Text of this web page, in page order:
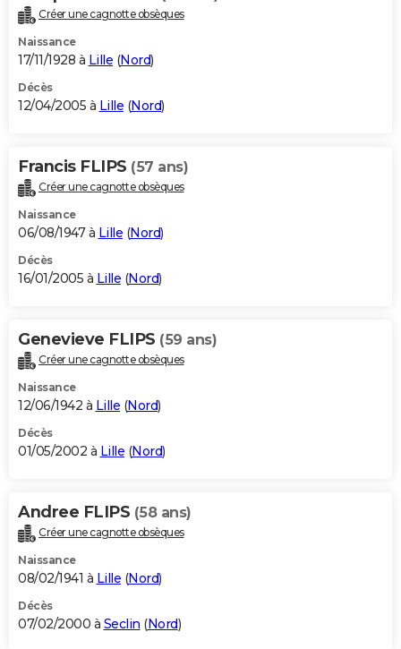
Créer une cagnotte obsèques
Naissance
17/11/1928 à Lille (Nord)
Décès
12/04/2005 à Lille (Nord)
Francis FLIPS (57 ans)
Créer une cagnotte obsèques
Naissance
06/08/1947 à Lille (Nord)
Décès
16/01/2005 à Lille (Nord)
Genevieve FLIPS (59 ans)
Créer une cagnotte obsèques
Naissance
12/06/1942 à Lille (Nord)
Décès
01/05/2002 à Lille (Nord)
Andree FLIPS (58 ans)
Créer une cagnotte obsèques
Naissance
08/02/1941 à Lille (Nord)
Décès
07/02/2000 à Seclin (Nord)